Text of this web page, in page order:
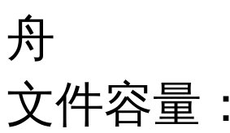
舟
文件容量：